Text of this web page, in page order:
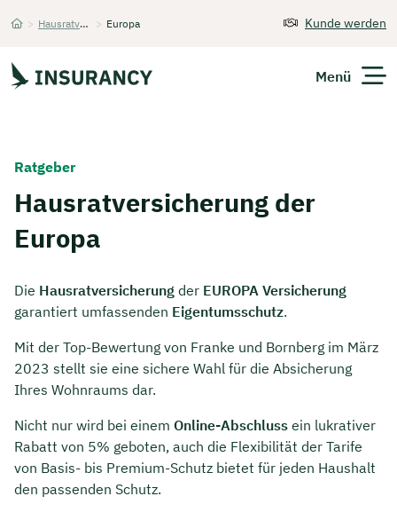
> Hausratversicherung > Europa Kunde werden
Menü
Finanzen
Kontakt
Ratgeber
Hausratversicherung der
Europa
Die Hausratversicherung der EUROPA Versicherung
garantiert umfassenden Eigentumsschutz.
Mit der Top-Bewertung von Franke und Bornberg im März
2023 stellt sie eine sichere Wahl für die Absicherung
Ihres Wohnraums dar.
Nicht nur wird bei einem Online-Abschluss ein lukrativer
Rabatt von 5% geboten, auch die Flexibilität der Tarife
von Basis- bis Premium-Schutz bietet für jeden Haushalt
den passenden Schutz.